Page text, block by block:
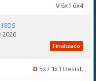
V6x1 6x4
2026
Finalizado
D 5x7 1x1 Desist.